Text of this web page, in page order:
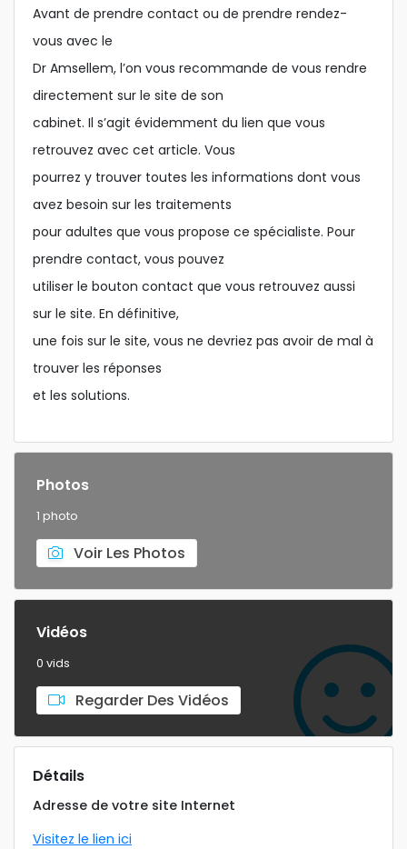
Avant de prendre contact ou de prendre rendez-
vous avec le
Dr Amsellem, l’on vous recommande de vous rendre
directement sur le site de son
cabinet. Il s’agit évidemment du lien que vous
retrouvez avec cet article. Vous
pourrez y trouver toutes les informations dont vous
avez besoin sur les traitements
pour adultes que vous propose ce spécialiste. Pour
prendre contact, vous pouvez
utiliser le bouton contact que vous retrouvez aussi
sur le site. En définitive,
une fois sur le site, vous ne devriez pas avoir de mal à
trouver les réponses
et les solutions.
Photos
1 photo
Voir Les Photos
Vidéos
0 vids
Regarder Des Vidéos
Détails
Adresse de votre site Internet
Visitez le lien ici